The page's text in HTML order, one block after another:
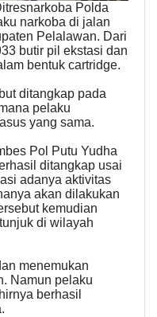
Polda
narkoba di jalan
Pelalawan. Dari
butir pil ekstasi dan
bentuk cartridge.
ditangkap pada
pelaku
yang sama.
Pol Putu Yudha
ditangkap usai
adanya aktivitas
akan dilakukan
kemudian
di wilayah
menemukan
Namun pelaku
berhasil